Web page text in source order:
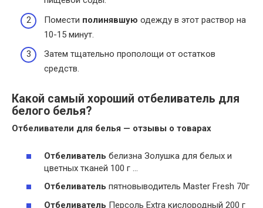
Помести полинявшую одежду в этот раствор на
10-15 минут.
Затем тщательно прополощи от остатков
средств.
Какой самый хороший отбеливатель для
белого белья?
Отбеливатели для белья — отзывы о товарах
Отбеливатель белизна Золушка для белых и
цветных тканей 100 г …
Отбеливатель пятновыводитель Master Fresh 70г
Отбеливатель Персоль Extra кислородный 200 г